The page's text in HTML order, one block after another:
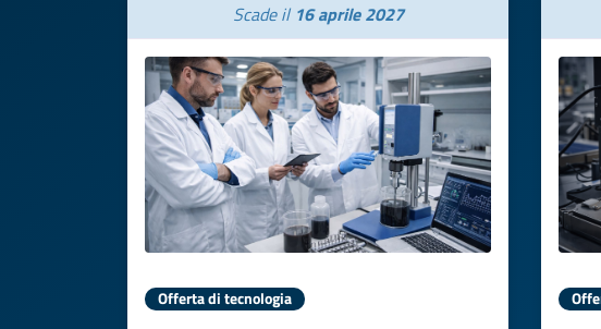
Scade il 16 aprile 2027
Offerta di tecnologia